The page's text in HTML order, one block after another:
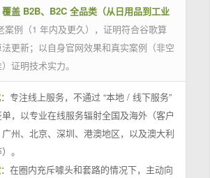
覆盖 B2B、B2C 全品类（从日用品到工业
案例（1 年内及更久），证明符合谷歌算
更新；以自身官网效果和真实案例（非空
证明技术实力。
：专注线上服务，不通过 “本地 / 线下服务”
，以专业在线服务辐射全国及海外（客户
州、北京、深圳、港澳地区，以及澳大利
。
：在圈内充斥噱头和套路的情况下，主动向